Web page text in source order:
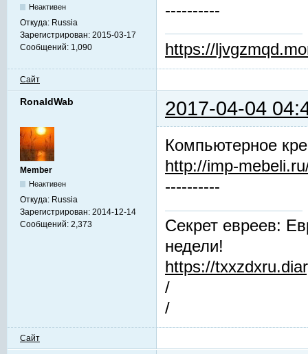
Неактивен
Откуда: Russia
Зарегистрирован: 2015-03-17
Сообщений: 1,090
----------
https://
Сайт
RonaldWab 2017-04-04
Member
Неактивен
Откуда: Russia
Зарегистрирован: 2014-12-14
Сообщений: 2,373
Компьютерное
http://imp-
----------
Секрет евреев:
недели!
https://
/
/
Сайт